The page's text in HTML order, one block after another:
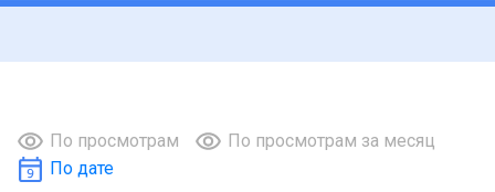
По просмотрам
По просмотрам за месяц
По дате